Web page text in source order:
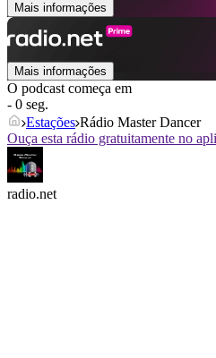
Mais informações
Mais informações
O podcast começa em
- 0 seg.
Estações Rádio Master Dancer
Ouça esta rádio gratuitamente no
radio.net